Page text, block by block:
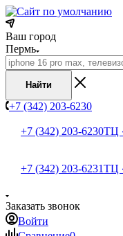
Ваш город
Пермь
Найти
+7 (342) 203-6230
+7 (342) 203-6230ТЦ
+7 (342) 203-6231ТЦ
Заказать звонок
Войти